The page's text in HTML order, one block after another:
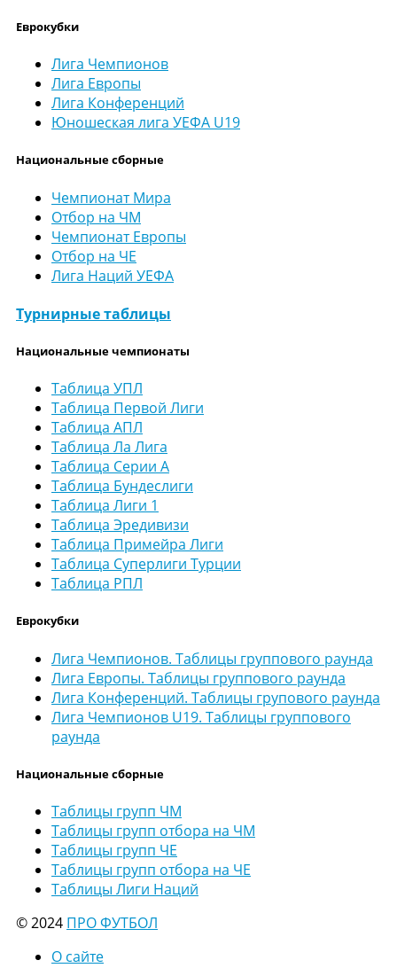
Еврокубки
Лига Чемпионов
Лига Европы
Лига Конференций
Юношеская лига УЕФА U19
Национальные сборные
Чемпионат Мира
Отбор на ЧМ
Чемпионат Европы
Отбор на ЧЕ
Лига Наций УЕФА
Турнирные таблицы
Национальные чемпионаты
Таблица УПЛ
Таблица Первой Лиги
Таблица АПЛ
Таблица Ла Лига
Таблица Серии А
Таблица Бундеслиги
Таблица Лиги 1
Таблица Эредивизи
Таблица Примейра Лиги
Таблица Суперлиги Турции
Таблица РПЛ
Еврокубки
Лига Чемпионов. Таблицы группового раунда
Лига Европы. Таблицы группового раунда
Лига Конференций. Таблицы групового раунда
Лига Чемпионов U19. Таблицы группового
раунда
Национальные сборные
Таблицы групп ЧМ
Таблицы групп отбора на ЧМ
Таблицы групп ЧЕ
Таблицы групп отбора на ЧЕ
Таблицы Лиги Наций
© 2024 ПРО ФУТБОЛ
О сайте